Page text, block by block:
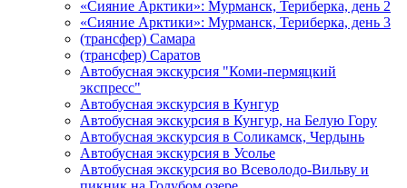
«Сияние Арктики»: Мурманск, Териберка, день 2
«Сияние Арктики»: Мурманск, Териберка, день 3
(трансфер) Самара
(трансфер) Саратов
Автобусная экскурсия "Коми-пермяцкий
экспресс"
Автобусная экскурсия в Кунгур
Автобусная экскурсия в Кунгур, на Белую Гору
Автобусная экскурсия в Соликамск, Чердынь
Автобусная экскурсия в Усолье
Автобусная экскурсия во Всеволодо-Вильву и